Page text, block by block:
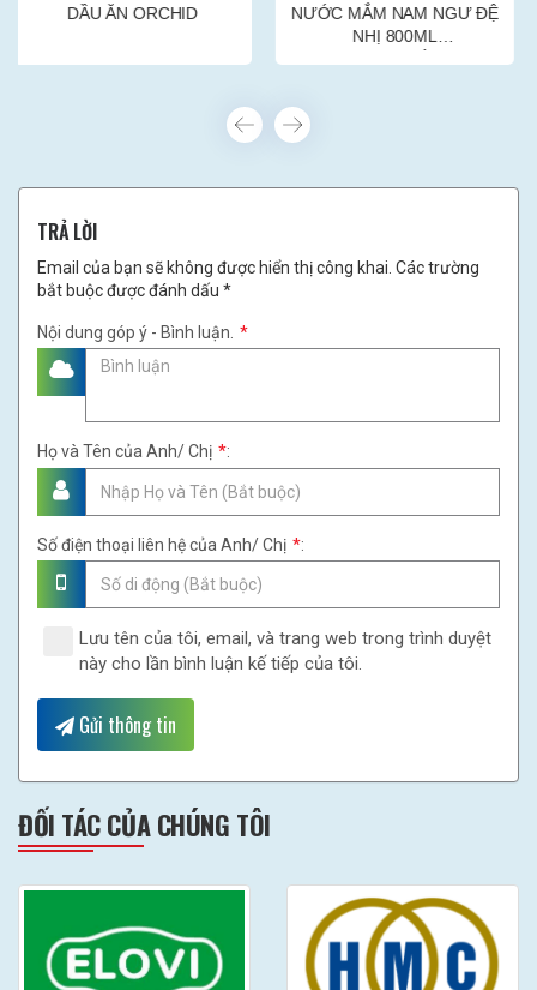
NƯỚC MẮM NAM NGƯ ĐỆ
(18CHAI/THÙNG)
NƯỚC MẮM NAM
750ML (18CHAI/
TRẢ LỜI
Email của bạn sẽ không được hiển thị công khai. Các trường
bắt buộc được đánh dấu *
Nội dung góp ý - Bình luận. *
Họ và Tên của Anh/ Chị *:
Số điện thoại liên hệ của Anh/ Chị *:
Lưu tên của tôi, email, và trang web trong trình duyệt
này cho lần bình luận kế tiếp của tôi.
Gửi thông tin
ĐỐI TÁC CỦA CHÚNG TÔI